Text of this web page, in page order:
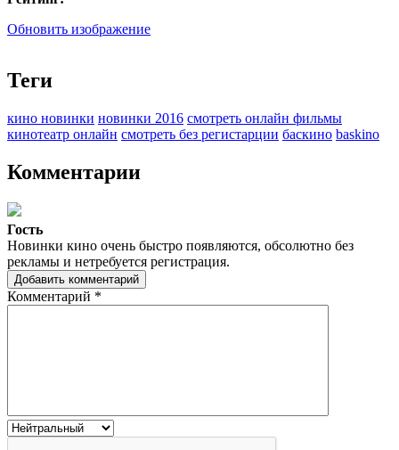
Обновить изображение
Теги
кино новинки новинки 2016 смотреть онлайн фильмы
кинотеатр онлайн смотреть без регистарции баскино baskino
Комментарии
Гость
Новинки кино очень быстро появляются, обсолютно без
рекламы и нетребуется регистрация.
Добавить комментарий
Комментарий *